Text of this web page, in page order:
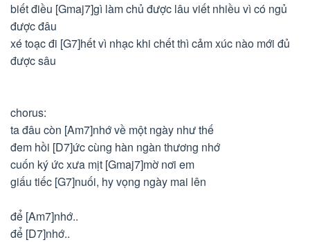
biết điều [Gmaj7]gì làm chủ được lâu viết nhiều vì có ngủ
được đâu
xé toạc đi [G7]hết vì nhạc khi chết thì cảm xúc nào mới đủ
được sâu
chorus:
ta đâu còn [Am7]nhớ về một ngày như thế
đem hồi [D7]ức cùng hàn ngàn thương nhớ
cuốn ký ức xưa mịt [Gmaj7]mờ nơi em
giấu tiếc [G7]nuối, hy vọng ngày mai lên
để [Am7]nhớ..
để [D7]nhớ..